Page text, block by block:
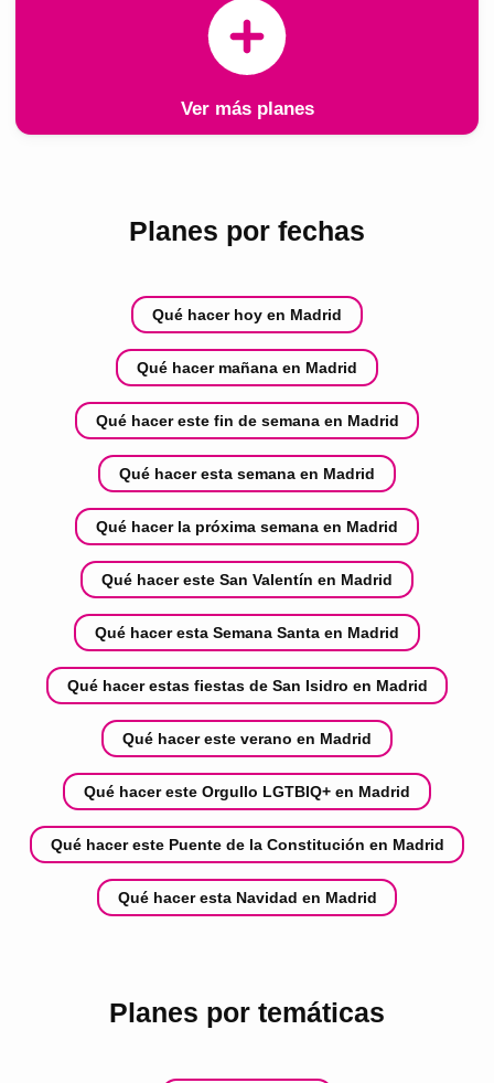
Ver más planes
Planes por fechas
Qué hacer hoy en Madrid
Qué hacer mañana en Madrid
Qué hacer este fin de semana en Madrid
Qué hacer esta semana en Madrid
Qué hacer la próxima semana en Madrid
Qué hacer este San Valentín en Madrid
Qué hacer esta Semana Santa en Madrid
Qué hacer estas fiestas de San Isidro en Madrid
Qué hacer este verano en Madrid
Qué hacer este Orgullo LGTBIQ+ en Madrid
Qué hacer este Puente de la Constitución en Madrid
Qué hacer esta Navidad en Madrid
Planes por temáticas